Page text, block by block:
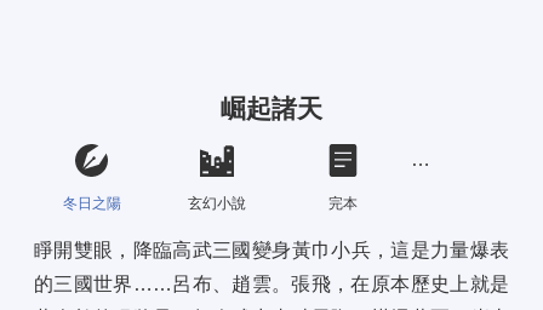
崛起諸天
冬日之陽 玄幻小說 完本
睜開雙眼，降臨高武三國變身黃巾小兵，這是力量爆表
的三國世界……呂布、趙雲。張飛，在原本歷史上就是